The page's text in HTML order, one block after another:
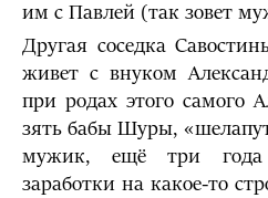
им с Павлей (так зовет
Другая соседка
живет с внуком
при родах этого самого
зять бабы Шуры,
мужик, ещё три года
заработки на какое-то